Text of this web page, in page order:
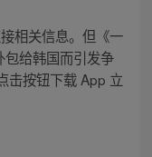
相关信息。但《一
包给韩国而引发争
击按钮下载 App 立